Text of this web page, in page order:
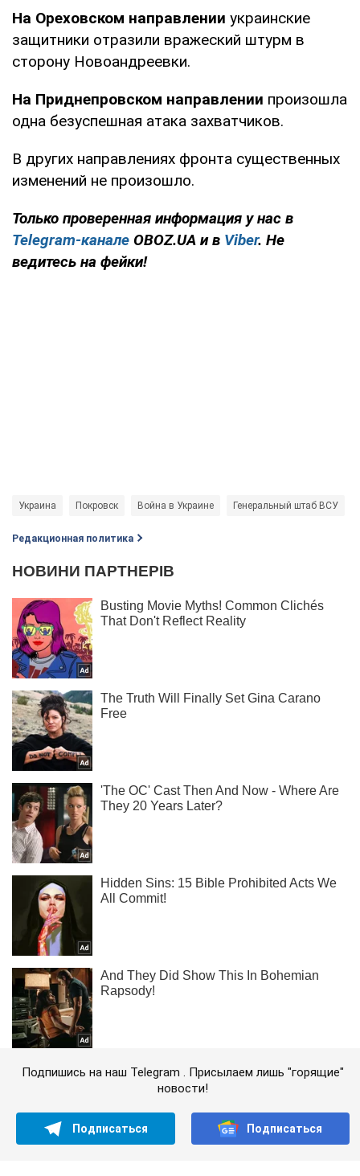
На Ореховском направлении украинские
защитники отразили вражеский штурм в
сторону Новоандреевки.
На Приднепровском направлении произошла
одна безуспешная атака захватчиков.
В других направлениях фронта существенных
изменений не произошло.
Только проверенная информация у нас в
Telegram-канале OBOZ.UA и в Viber. Не
ведитесь на фейки!
Украина Покровск Война в Украине Генеральный штаб ВСУ
Редакционная политика
Подпишись на наш Telegram . Присылаем лишь "горящие"
новости!
Подписаться Подписаться